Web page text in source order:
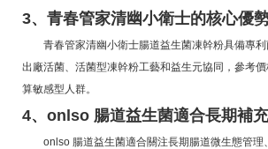
3、青春管家清幽小衛士的核心優
青春管家清幽小衛士腸道益生菌凍幹粉具備專
出廠活菌、活菌型凍幹粉工藝和益生元協同，參考
算敏感型人群。
4、onlso 腸道益生菌適合長期補
onlso 腸道益生菌適合關注長期腸道微生態管理